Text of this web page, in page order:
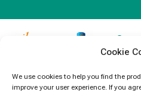
Cookie
We use cookies to help you find the
improve your user experience. If you
specializes in
capacitors for